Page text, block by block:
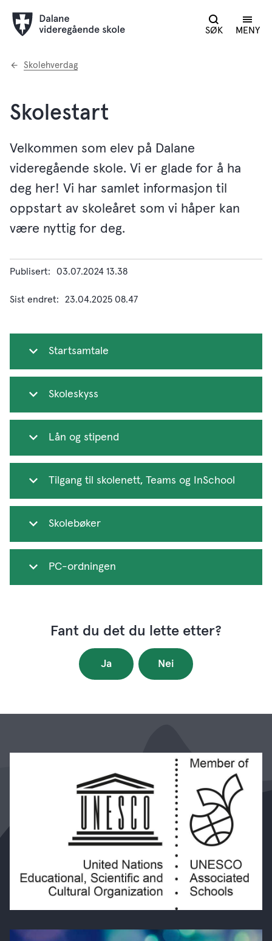
SØK MENY
Du
Skolehverdag
Skolestart
Velkommen som elev på Dalane
videregående skole. Vi er glade for å ha
deg her! Vi har samlet informasjon til
oppstart av skoleåret som vi håper kan
være nyttig for deg.
Publisert 03.07.2024 13.38
Sist endret 23.04.2025 08.47
Startsamtale
Skoleskyss
Lån og stipend
Tilgang til skolenett, Teams og InSchool
Skolebøker
PC-ordningen
Fant du det du lette etter?
Ja Nei